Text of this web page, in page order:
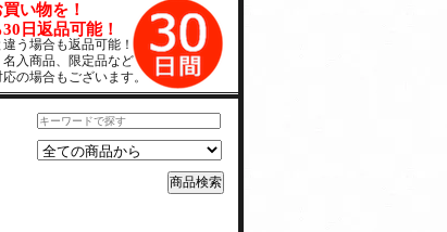
い物を！
日返品可能！
違う場合も返品可能！
入商品、限定品など
の場合もございます。